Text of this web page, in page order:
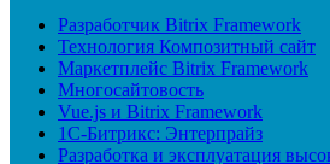
Разработчик Bitrix Framework
Технология Композитный сайт
Маркетплейс Bitrix Framework
Многосайтовость
Vue.js и Bitrix Framework
1С-Битрикс: Энтерпрайз
Разработка и эксплуатация